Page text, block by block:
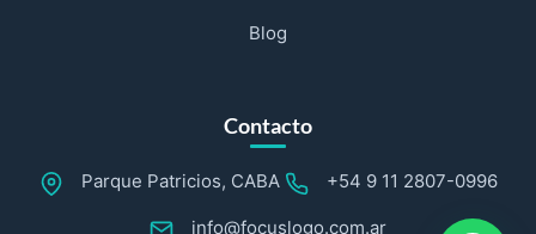
Blog
Contacto
Parque Patricios, CABA +54 9 11 2807-0996
info@focuslogo.com.ar